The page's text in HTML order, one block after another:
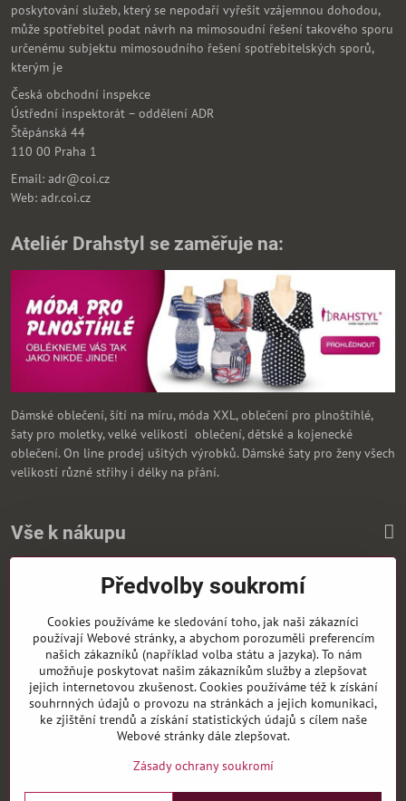
poskytování služeb, který se nepodaří vyřešit vzájemnou dohodou,
může spotřebitel podat návrh na mimosoudní řešení takového sporu
určenému subjektu mimosoudního řešení spotřebitelských sporů,
kterým je
Česká obchodní inspekce
Ústřední inspektorát – oddělení ADR
Štěpánská 44
110 00 Praha 1
Email: adr@coi.cz
Web: adr.coi.cz
Ateliér Drahstyl se zaměřuje na:
Dámské oblečení, šítí na míru, móda XXL, oblečení pro plnoštíhlé,
šaty pro moletky, velké velikosti oblečení, dětské a kojenecké
oblečení. On line prodej ušitých výrobků. Dámské šaty pro ženy všech
velikostí různé střihy i délky na přání.
Vše k nákupu
Zasíláme i na SlovenskoPředvolby soukromí
Cookies používáme ke sledování toho, jak naši zákazníci
používají Webové stránky, a abychom porozuměli preferencím
našich zákazníků (například volba státu a jazyka). To nám
umožňuje poskytovat našim zákazníkům služby a zlepšovat
jejich internetovou zkušenost. Cookies používáme též k získání
souhrnných údajů o provozu na stránkách a jejich komunikaci,
ke zjištění trendů a získání statistických údajů s cílem naše
Webové stránky dále zlepšovat.
Zásady ochrany soukromí